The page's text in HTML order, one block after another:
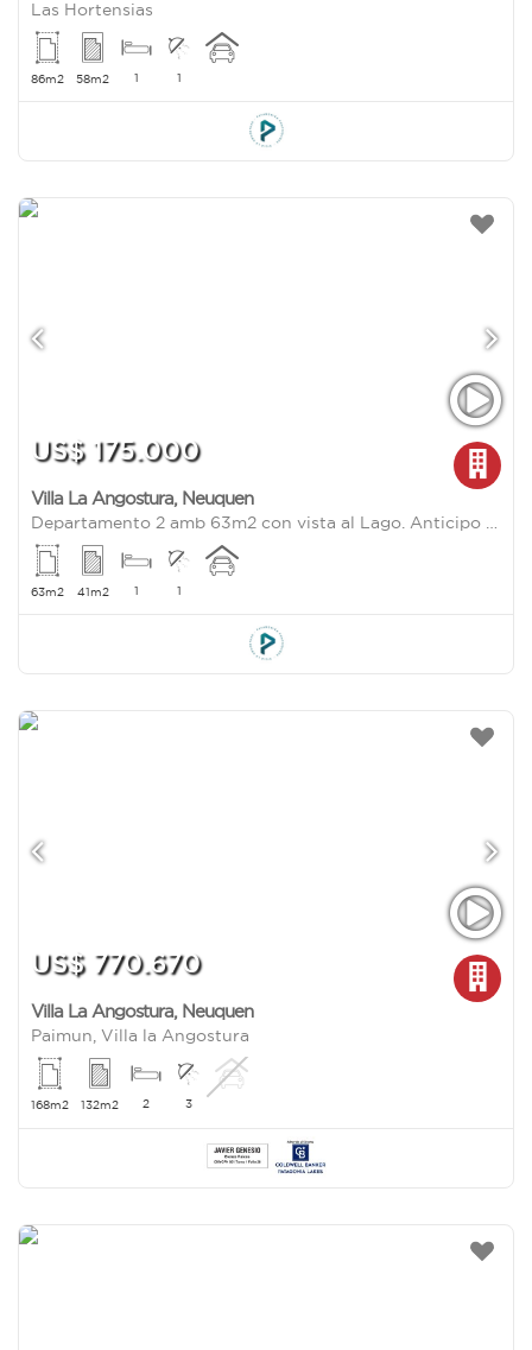
Las Hortensias
86m2 58m2 1 1
US$ 175.000
Villa La Angostura, Neuquen
63m2 41m2 1 1
US$ 770.670
Villa La Angostura, Neuquen
Paimun, Villa la Angostura
168m2 132m2 2 3